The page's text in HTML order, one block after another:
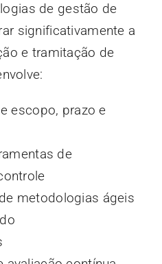
de gestão de
significativamente a
e tramitação de
escopo, prazo e
de
metodologias ágeis